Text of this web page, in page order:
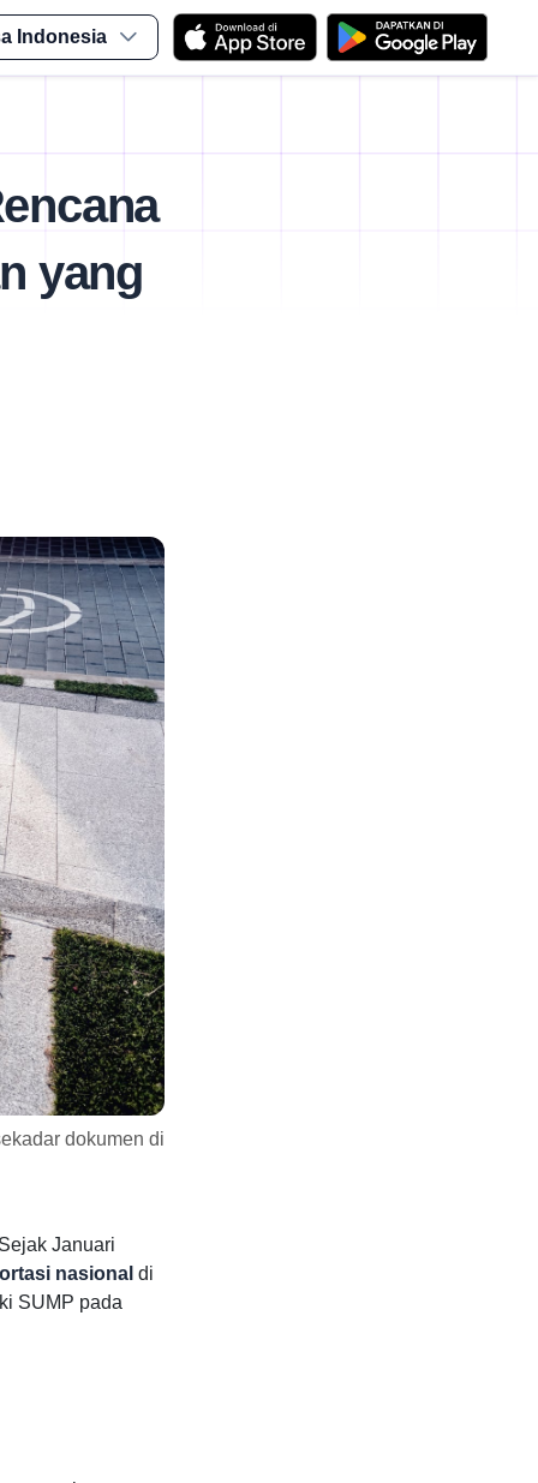
Indonesia
yang
dokumen di
Januari
nasional di
SUMP pada